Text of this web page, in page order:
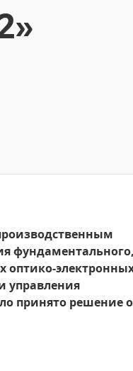
фундаментального,
оптико-
управления
принято решение о